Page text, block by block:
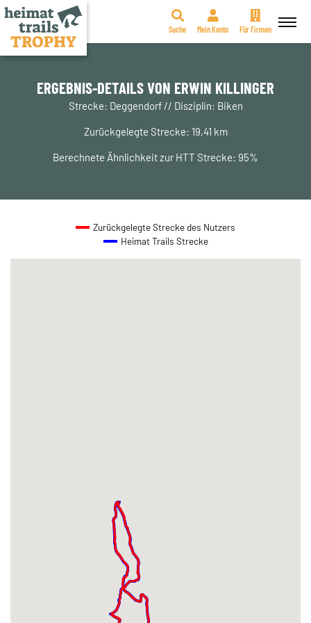
Zum
springen
Suche Mein Konto Für Firmen
ERGEBNIS-DETAILS VON ERWIN KILLINGER
Strecke: Deggendorf // Disziplin: Biken
Zurückgelegte Strecke: 19,41 km
Berechnete Ähnlichkeit zur HTT Strecke: 95%
Zurückgelegte Strecke des Nutzers
Heimat Trails Strecke